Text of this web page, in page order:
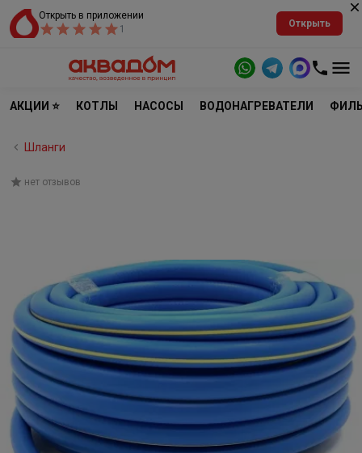
Открыть в приложении
1
Открыть
АКЦИИ ⭐ КОТЛЫ НАСОСЫ ВОДОНАГРЕВАТЕЛИ
Шланги
нет отзывов